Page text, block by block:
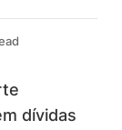
dívidas